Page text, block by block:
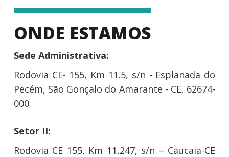
ONDE ESTAMOS
Sede Administrativa:
Rodovia CE- 155, Km 11.5, s/n - Esplanada do
Pecém, São Gonçalo do Amarante - CE, 62674-
000
Setor II:
Rodovia CE 155, Km 11,247, s/n – Caucaia-CE